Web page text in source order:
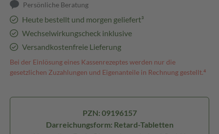
Persönliche Beratung
Heute bestellt und morgen geliefert³
Wechselwirkungscheck inklusive
Versandkostenfreie Lieferung
Bei der Einlösung eines Kassenrezeptes werden nur die
gesetzlichen Zuzahlungen und Eigenanteile in Rechnung gestellt.⁴
PZN: 09196157
Darreichungsform: Retard-Tabletten